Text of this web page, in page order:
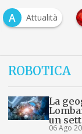
A
Attualità
ROBOTICA
La
un
06 Ago